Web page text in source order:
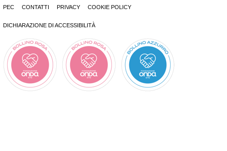
PEC CONTATTI PRIVACY COOKIE POLICY
DICHIARAZIONE DI ACCESSIBILITÀ